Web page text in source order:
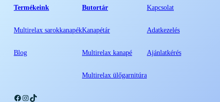
Termékeink
Multirelax sarokkanapék
Blog
Butortár
Kanapétár
Multirelax kanapé
Multirelax ülőgarnitúra
Kapcsolat
Adatkezelés
Ajánlatkérés
Facebook
Instagram
TikTok